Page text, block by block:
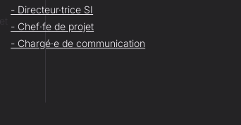
- Directeur·trice SI
- Chef·fe de projet
- Chargé·e de communication